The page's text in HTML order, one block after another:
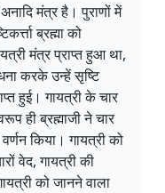
मंत्र है। पुराणों में
ब्रह्मा को
मंत्र प्राप्त हुआ था,
करके उन्हें सृष्टि
हुई। गायत्री के चार
ही ब्रह्माजी ने चार
किया। गायत्री को
वेद, गायत्री की
को जानने वाला